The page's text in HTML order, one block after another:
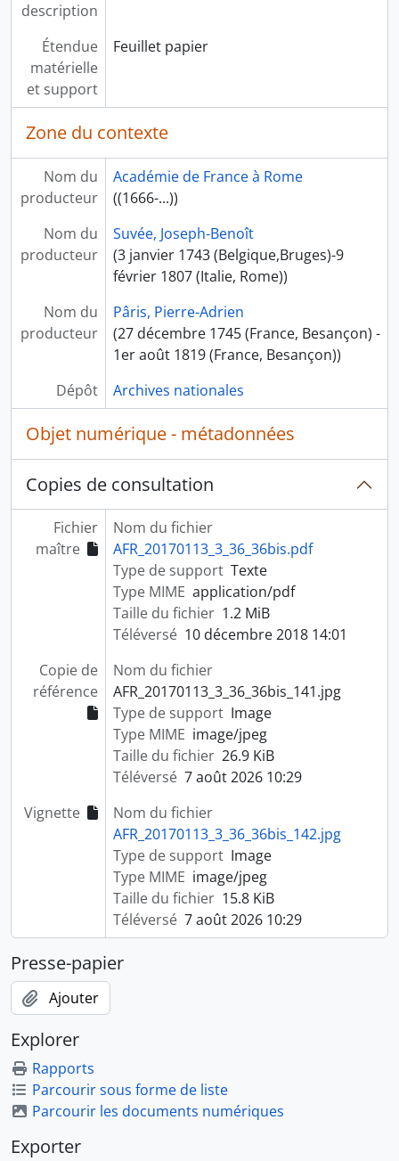
description
Étendue
matérielle
et support
Feuillet papier
Zone du contexte
Nom du
producteur
Académie de France à Rome
((1666-...))
Nom du
producteur
Suvée, Joseph-Benoît
(3 janvier 1743 (Belgique,Bruges)-9
février 1807 (Italie, Rome))
Nom du
producteur
Pâris, Pierre-Adrien
(27 décembre 1745 (France, Besançon) -
1er août 1819 (France, Besançon))
Dépôt
Archives nationales
Objet numérique - métadonnées
Copies de consultation
Fichier
maître
Nom du fichier
AFR_20170113_3_36_36bis.pdf
Type de support Texte
Type MIME application/pdf
Taille du fichier 1.2 MiB
Téléversé 10 décembre 2018 14:01
Copie de
référence
Nom du fichier
AFR_20170113_3_36_36bis_141.jpg
Type de support Image
Type MIME image/jpeg
Taille du fichier 26.9 KiB
Téléversé 7 août 2026 10:29
Vignette
Nom du fichier
AFR_20170113_3_36_36bis_142.jpg
Type de support Image
Type MIME image/jpeg
Taille du fichier 15.8 KiB
Téléversé 7 août 2026 10:29
Presse-papier
Ajouter
Explorer
Rapports
Parcourir sous forme de liste
Parcourir les documents numériques
Exporter